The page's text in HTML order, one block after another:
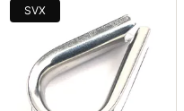
SVX